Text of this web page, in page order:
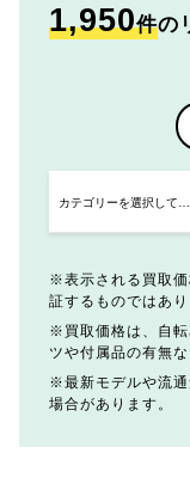
1,950件の
表示される買取
証するものではあり
買取価格は、自
ツや付属品の有無
最新モデルや流
場合があります。